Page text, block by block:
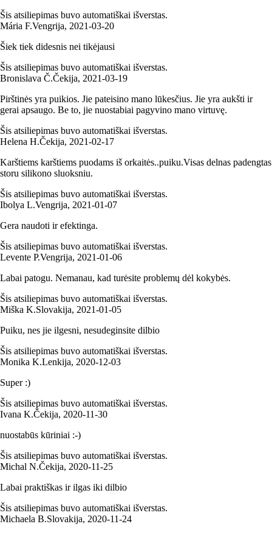
Šis atsiliepimas buvo automatiškai išverstas.
Mária F.Vengrija, 2021‑03‑20
Šiek tiek didesnis nei tikėjausi
Šis atsiliepimas buvo automatiškai išverstas.
Bronislava Č.Čekija, 2021‑03‑19
Pirštinės yra puikios. Jie pateisino mano lūkesčius. Jie yra aukšti ir
gerai apsaugo. Be to, jie nuostabiai pagyvino mano virtuvę.
Šis atsiliepimas buvo automatiškai išverstas.
Helena H.Čekija, 2021‑02‑17
Karštiems karštiems puodams iš orkaitės..puiku.Visas delnas padengtas
storu silikono sluoksniu.
Šis atsiliepimas buvo automatiškai išverstas.
Ibolya L.Vengrija, 2021‑01‑07
Gera naudoti ir efektinga.
Šis atsiliepimas buvo automatiškai išverstas.
Levente P.Vengrija, 2021‑01‑06
Labai patogu. Nemanau, kad turėsite problemų dėl kokybės.
Šis atsiliepimas buvo automatiškai išverstas.
Miška K.Slovakija, 2021‑01‑05
Puiku, nes jie ilgesni, nesudeginsite dilbio
Šis atsiliepimas buvo automatiškai išverstas.
Monika K.Lenkija, 2020‑12‑03
Super :)
Šis atsiliepimas buvo automatiškai išverstas.
Ivana K.Čekija, 2020‑11‑30
nuostabūs kūriniai :-)
Šis atsiliepimas buvo automatiškai išverstas.
Michal N.Čekija, 2020‑11‑25
Labai praktiškas ir ilgas iki dilbio
Šis atsiliepimas buvo automatiškai išverstas.
Michaela B.Slovakija, 2020‑11‑24